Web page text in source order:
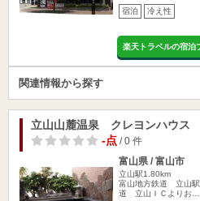
宿泊 冷え性
楽天トラベルの宿泊
関連情報から探す
立山山麓温泉 クレヨンハウス
-点/ 0 件
富山県 / 富山市
立山駅1.80km
富山地方鉄道 立山
道 立山ＩＣよりお…